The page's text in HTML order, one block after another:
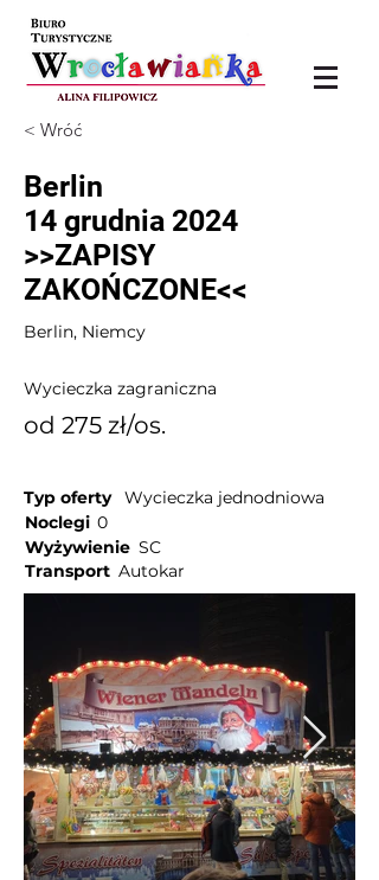
< Wróć
Berlin
14 grudnia 2024
>>ZAPISY
ZAKOŃCZONE<<
Berlin, Niemcy
Wycieczka zagraniczna
od 275 zł/os.
Typ oferty
Wycieczka jednodniowa
Noclegi 0
Wyżywienie SC
Transport Autokar